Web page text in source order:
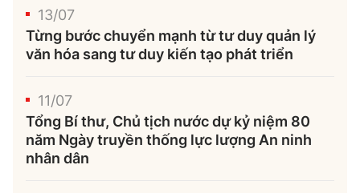
13/07
Từng bước chuyển mạnh từ tư duy quản lý
văn hóa sang tư duy kiến tạo phát triển
11/07
Tổng Bí thư, Chủ tịch nước dự kỷ niệm 80
năm Ngày truyền thống lực lượng An ninh
nhân dân